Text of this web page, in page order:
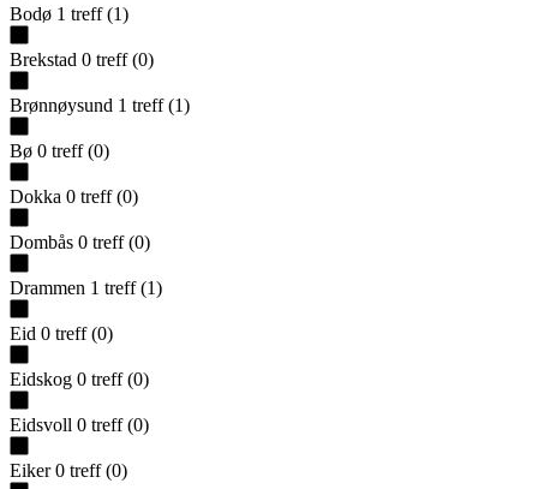
Bodø 1 treff (1)
Brekstad 0 treff (0)
Brønnøysund 1 treff (1)
Bø 0 treff (0)
Dokka 0 treff (0)
Dombås 0 treff (0)
Drammen 1 treff (1)
Eid 0 treff (0)
Eidskog 0 treff (0)
Eidsvoll 0 treff (0)
Eiker 0 treff (0)